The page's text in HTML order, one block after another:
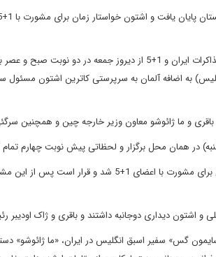
به آلماتی، مذاکرات ایران و 1+5 از دیروز جمعه
به اضافه آلمان به سرپرستی کاترین اشتون
باقری و ما ژائوشو معاون وزیر خارجه چین و همچنین
در همان محل برگزار و لحظاتی پیش نوبت چهارم
کاترین اشتون پس از پایان نوبت چهارم خواستار زمان
و اشتون دیداری دوجانبه داشتند و باقری و ژاک اودیبر
گس» سفیر اسبق انگلیس در ایران، «ما ژائوشو»